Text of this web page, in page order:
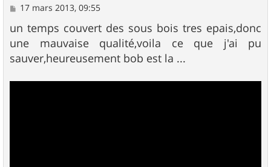
M
s
s
a
g
e
17 mars 2013, 09:55
un temps couvert des sous bois tres epais,donc
une mauvaise qualité,voila ce que j'ai pu
sauver,heureusement bob est la ...